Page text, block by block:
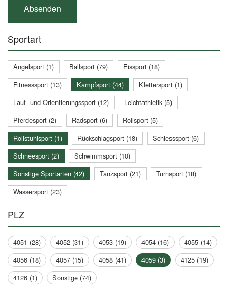
Sportart
Angelsport (1) Ballsport (79)
Eissport (18)
Fitnesssport (13)
Kampfsport (44)
Klettersport (1)
Lauf- und Orientierungssport (12)
Leichtathletik (5)
Pferdesport (2)
Radsport (6)
Rollsport (5)
Rollstuhlsport (1)
Rückschlagsport (18)
Schiesssport (6)
Schneesport (2)
Schwimmsport (10)
Sonstige Sportarten (42)
Tanzsport (21)
Turnsport (18)
Wassersport (23)
PLZ
4051 (28) 4052 (31) 4053 (19) 4054 (16)
4055 (14)
4056 (18)
4057 (15) 4058 (41) 4059 (3)
4125 (19)
4126 (1)
Sonstige (74)